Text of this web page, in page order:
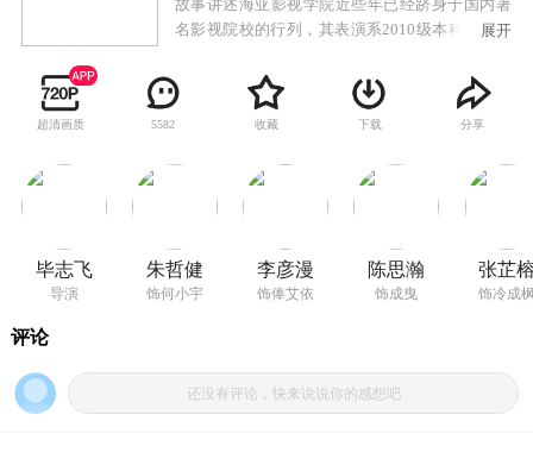
故事讲述海亚影视学院近些年已经跻身于国内著
名影视院校的行列，其表演系2010级本科班，学
受学校师生关注，被誉为“准明星班”。班主任文
天阳（毕志飞 饰）年青英俊，刚刚硕士毕业留
校，做事认真负责。班里共有17名学生，8男9
薪阶层的子女；还有学生是来自落后偏远山区的
少数民族；还有学生是单亲家庭的问题子女。虽
是闯入演艺圈并可以有所作为……
展开
超清画质 5582 收藏 下载 分享
毕志飞
导演
朱哲健
饰何小宇
李彦漫
饰俸艾依
陈思瀚
饰成曳
张芷
饰冷成